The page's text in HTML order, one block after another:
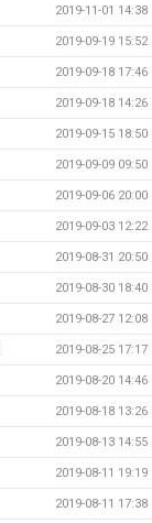
2019-11-01 14:38
2019-09-19 15:52
2019-09-18 17:46
2019-09-18 14:26
2019-09-15 18:50
2019-09-09 09:50
2019-09-06 20:00
2019-09-03 12:22
2019-08-31 20:50
2019-08-30 18:40
2019-08-27 12:08
2019-08-25 17:17
2019-08-20 14:46
2019-08-18 13:26
2019-08-13 14:55
2019-08-11 19:19
2019-08-11 17:38